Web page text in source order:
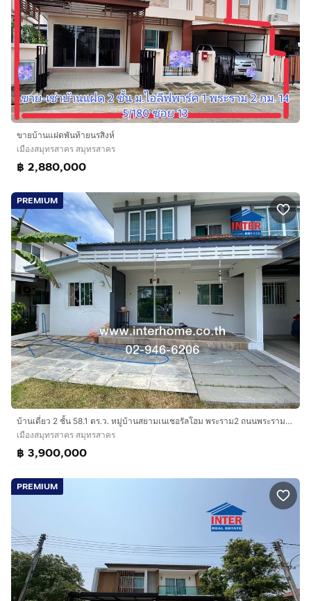
ขายบ้านแฝดพันท้ายนรสิงห์
เมืองสมุทรสาคร สมุทรสาคร
฿ 2,880,000
PREMIUM
บ้านเดี่ยว 2 ชั้น 58.1 ตร.ว. หมู่บ้านสยามเนเชอรัลโฮม พระราม2 ถนนพระราม2 ถนนพันท้ายนรสิงห์ เมืองสมุทรสาคร สมุทรสาคร
เมืองสมุทรสาคร สมุทรสาคร
฿ 3,900,000
PREMIUM